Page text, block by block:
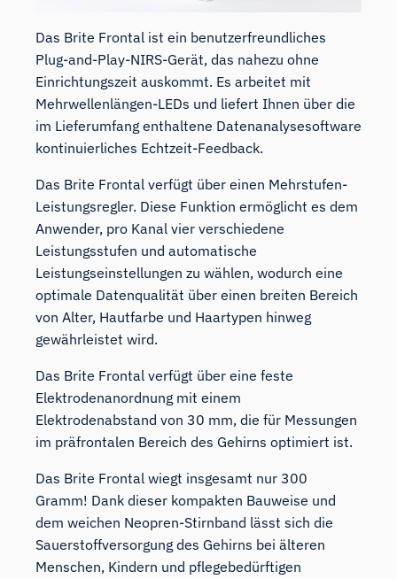
Das Brite Frontal ist ein benutzerfreundliches
Plug-and-Play-NIRS-Gerät, das nahezu ohne
Einrichtungszeit auskommt. Es arbeitet mit
Mehrwellenlängen-LEDs und liefert Ihnen über die
im Lieferumfang enthaltene Datenanalysesoftware
kontinuierliches Echtzeit-Feedback.
Das Brite Frontal verfügt über einen Mehrstufen-
Leistungsregler. Diese Funktion ermöglicht es dem
Anwender, pro Kanal vier verschiedene
Leistungsstufen und automatische
Leistungseinstellungen zu wählen, wodurch eine
optimale Datenqualität über einen breiten Bereich
von Alter, Hautfarbe und Haartypen hinweg
gewährleistet wird.
Das Brite Frontal verfügt über eine feste
Elektrodenanordnung mit einem
Elektrodenabstand von 30 mm, die für Messungen
im präfrontalen Bereich des Gehirns optimiert ist.
Das Brite Frontal wiegt insgesamt nur 300
Gramm! Dank dieser kompakten Bauweise und
dem weichen Neopren-Stirnband lässt sich die
Sauerstoffversorgung des Gehirns bei älteren
Menschen, Kindern und pflegebedürftigen